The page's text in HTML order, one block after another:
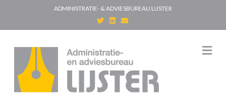
ADMINISTRATIE- & ADVIESBUREAU LIJSTER
T
w
i
e
r
n
d
i
n
E
m
a
M
e